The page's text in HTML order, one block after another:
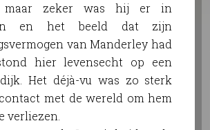
maar zeker was hij er in
en het beeld dat zijn
van Manderley had
hier levensecht op een
Het déjà-vu was zo sterk
met de wereld om hem
verliezen.